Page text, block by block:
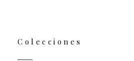
Colecciones